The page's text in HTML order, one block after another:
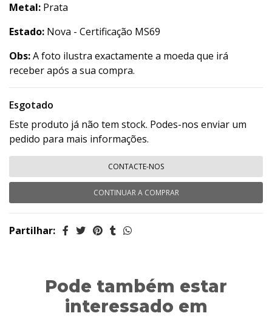
Metal: Prata
Estado: Nova - Certificação MS69
Obs:A foto ilustra exactamente a moeda que irá
receber após a sua compra.
Esgotado
Este produto já não tem stock. Podes-nos enviar um
pedido para mais informações.
CONTACTE-NOS
CONTINUAR A COMPRAR
Partilhar:
Pode também estar
interessado em